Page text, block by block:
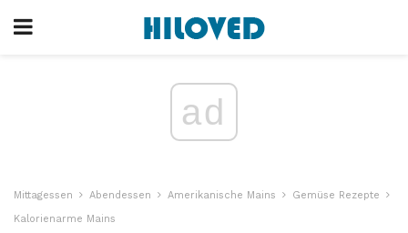
ad
Mittagessen Abendessen Amerikanische Mains
Gemüse Rezepte
Kalorienarme Mains